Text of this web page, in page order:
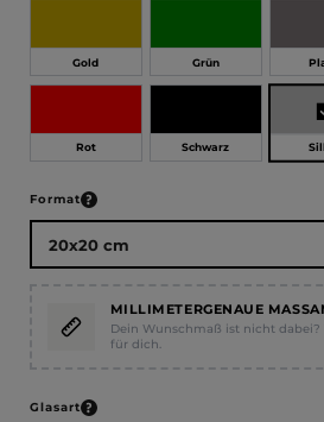
Gold Grün
Rot Schwarz
Formatauswählen
MILLIMETERGENAUE
Dein Wunschmaß ist nicht
für dich.
Glasartauswählen